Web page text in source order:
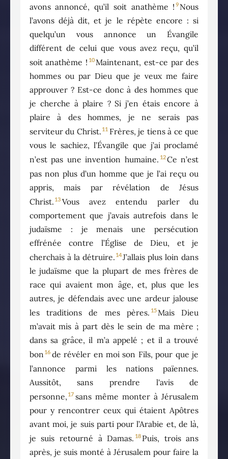
avons annoncé, qu’il soit anathème ! 9 Nous
l’avons déjà dit, et je le répète encore : si
quelqu’un vous annonce un Évangile
différent de celui que vous avez reçu, qu’il
soit anathème ! 10Maintenant, est-ce par des
hommes ou par Dieu que je veux me faire
approuver ? Est-ce donc à des hommes que
je cherche à plaire ? Si j’en étais encore à
plaire à des hommes, je ne serais pas
serviteur du Christ. 11 Frères, je tiens à ce que
vous le sachiez, l’Évangile que j’ai proclamé
n’est pas une invention humaine. 12Ce n’est
pas non plus d’un homme que je l’ai reçu ou
appris, mais par révélation de Jésus
Christ. 13 Vous avez entendu parler du
comportement que j’avais autrefois dans le
judaïsme : je menais une persécution
effrénée contre l’Église de Dieu, et je
cherchais à la détruire. 14J’allais plus loin dans
le judaïsme que la plupart de mes frères de
race qui avaient mon âge, et, plus que les
autres, je défendais avec une ardeur jalouse
les traditions de mes pères. 15Mais Dieu
m’avait mis à part dès le sein de ma mère ;
dans sa grâce, il m’a appelé ; et il a trouvé
bon 16 de révéler en moi son Fils, pour que je
l’annonce parmi les nations païennes.
Aussitôt, sans prendre l'avis de
personne, 17 sans même monter à Jérusalem
pour y rencontrer ceux qui étaient Apôtres
avant moi, je suis parti pour l’Arabie et, de là,
je suis retourné à Damas. 18 Puis, trois ans
après, je suis monté à Jérusalem pour faire la